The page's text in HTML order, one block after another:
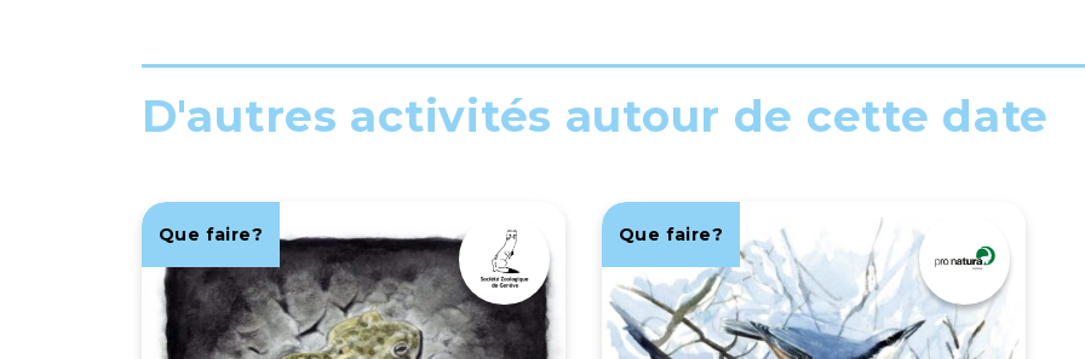
D'autres activités autour de cette date
Que faire? Que faire?